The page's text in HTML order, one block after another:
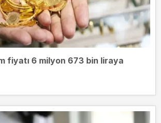
fiyatı 6 milyon 673 bin liraya